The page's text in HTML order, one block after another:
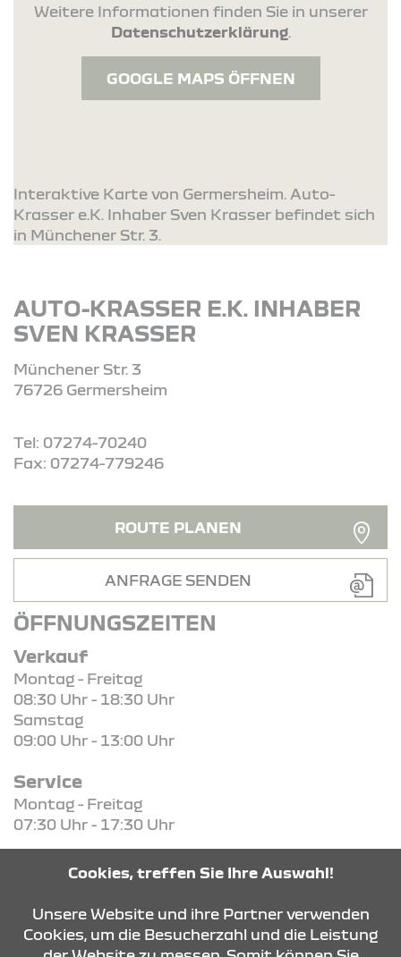
Weitere Informationen finden Sie in unserer
Datenschutzerklärung.
GOOGLE MAPS ÖFFNEN
Interaktive Karte von Germersheim. Auto-
Krasser e.K. Inhaber Sven Krasser befindet sich
in Münchener Str. 3.
AUTO-KRASSER E.K. INHABER
SVEN KRASSER
Münchener Str. 3
76726 Germersheim
Tel: 07274-70240
Fax: 07274-779246
ROUTE PLANEN
ANFRAGE SENDEN
ÖFFNUNGSZEITEN
Verkauf
Montag - Freitag
08:30 Uhr - 18:30 Uhr
Samstag
09:00 Uhr - 13:00 Uhr
Service
Montag - Freitag
07:30 Uhr - 17:30 Uhr
Teile / Zubehör
08:00 Uhr - 17:00 Uhr
Cookies, treffen Sie Ihre Auswahl!
Unsere Website und ihre Partner verwenden
Cookies, um die Besucherzahl und die Leistung